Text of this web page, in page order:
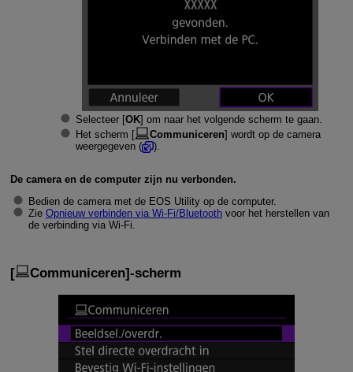
Selecteer [OK] om naar het volgende scherm te gaan.
Het scherm [
Communiceren] wordt op de camera
weergegeven (
).
De camera en de computer zijn nu verbonden.
Bedien de camera met de EOS Utility op de computer.
Zie Opnieuw verbinden via Wi-Fi/Bluetoothvoor het herstellen van
de verbinding via Wi-Fi
[ Communiceren]-scherm